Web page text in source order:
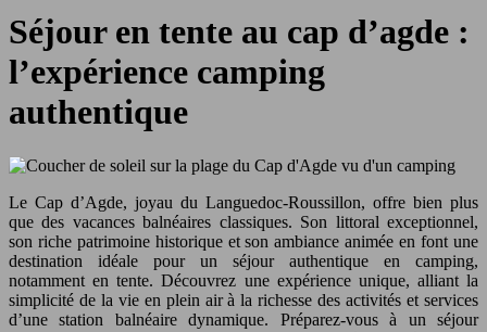
Séjour en tente au cap d’agde :
l’expérience camping
authentique
Le Cap d’Agde, joyau du Languedoc-Roussillon, offre bien plus
que des vacances balnéaires classiques. Son littoral exceptionnel,
son riche patrimoine historique et son ambiance animée en font une
destination idéale pour un séjour authentique en camping,
notamment en tente. Découvrez une expérience unique, alliant la
simplicité de la vie en plein air à la richesse des activités et services
d’une station balnéaire dynamique. Préparez-vous à un séjour